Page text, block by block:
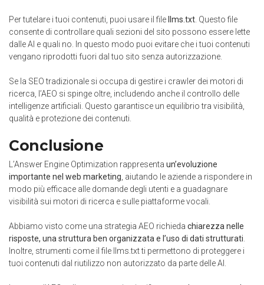
Per tutelare i tuoi contenuti, puoi usare il filellms.txt . Questo file
consente di controllare quali sezioni del sito possono essere lette
dalle AI e quali no. In questo modo puoi evitare che i tuoi contenuti
vengano riprodotti fuori dal tuo sito senza autorizzazione.
Se la SEO tradizionale si occupa di gestire i crawler dei motori di
ricerca, l’AEO si spinge oltre, includendo anche il controllo delle
intelligenze artificiali. Questo garantisce un equilibrio tra visibilità,
qualità e protezione dei contenuti.
Conclusione
L’Answer Engine Optimization rappresenta un’evoluzione
importante nel web marketing , aiutando le aziende a rispondere in
modo più efficace alle domande degli utenti e a guadagnare
visibilità sui motori di ricerca e sulle piattaforme vocali.
Abbiamo visto come una strategia AEO richieda chiarezza nelle
risposte, una struttura ben organizzata e l’uso di dati strutturati
Inoltre, strumenti come il file llms.txt ti permettono di proteggere i
tuoi contenuti dal riutilizzo non autorizzato da parte delle AI.